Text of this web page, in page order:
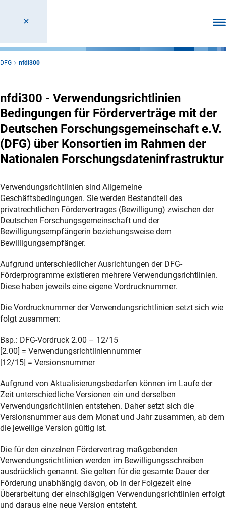
DFG nfdi300
nfdi300 - Verwendungsrichtlinien
Bedingungen für Förderverträge mit der
Deutschen Forschungsgemeinschaft e.V.
(DFG) über Konsortien im Rahmen der
Nationalen Forschungsdateninfrastruktur
Verwendungsrichtlinien sind Allgemeine
Geschäftsbedingungen. Sie werden Bestandteil des
privatrechtlichen Fördervertrages (Bewilligung) zwischen der
Deutschen Forschungsgemeinschaft und der
Bewilligungsempfängerin beziehungsweise dem
Bewilligungsempfänger.
Aufgrund unterschiedlicher Ausrichtungen der DFG-
Förderprogramme existieren mehrere Verwendungsrichtlinien.
Diese haben jeweils eine eigene Vordrucknummer.
Die Vordrucknummer der Verwendungsrichtlinien setzt sich wie
folgt zusammen:
Bsp.: DFG-Vordruck 2.00 – 12/15
[2.00] = Verwendungsrichtliniennummer
[12/15] = Versionsnummer
Aufgrund von Aktualisierungsbedarfen können im Laufe der
Zeit unterschiedliche Versionen ein und derselben
Verwendungsrichtlinien entstehen. Daher setzt sich die
Versionsnummer aus dem Monat und Jahr zusammen, ab dem
die jeweilige Version gültig ist.
Die für den einzelnen Fördervertrag maßgebenden
Verwendungsrichtlinien werden im Bewilligungsschreiben
ausdrücklich genannt. Sie gelten für die gesamte Dauer der
Förderung unabhängig davon, ob in der Folgezeit eine
Überarbeitung der einschlägigen Verwendungsrichtlinien erfolgt
und daraus eine neue Version entsteht.